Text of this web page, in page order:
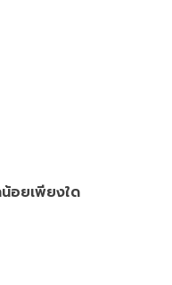
อยเพียงใด